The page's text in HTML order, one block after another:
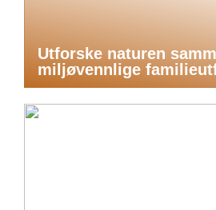
Utforske naturen
miljøvennlige